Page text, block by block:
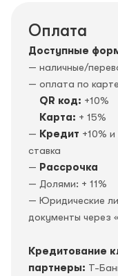
Оплата
Доступные
— наличные/
— оплата по
QR код: +10%
Карта: + 15%
— Кредит +10%
ставка
— Рассрочка
— Долями: + 11%
— Юридические
документы
Кредитование
партнеры: Т-